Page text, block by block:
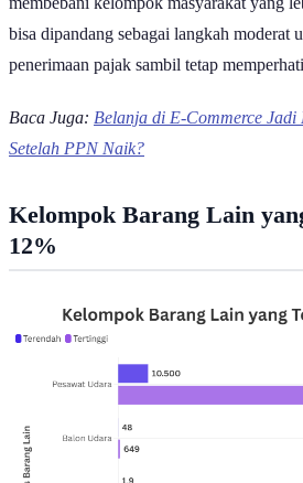
bisa dipandang sebagai langkah moderat
penerimaan pajak sambil tetap
Baca Juga: Belanja di E-Commerce
Setelah PPN Naik?
Kelompok Barang Lain
12%